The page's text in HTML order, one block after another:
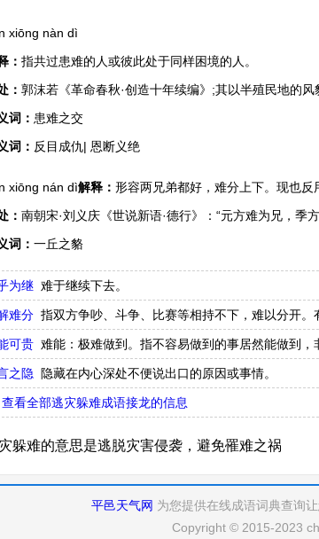
xiōng nàn dì
： 指共过患难的人或彼此处于同样困境的人。
： 郭沫若《革命春秋·创造十年续编》;其以半殖民地的
词： 患难之交
词： 反目成仇| 恩断义绝
xiōng nán dì解释： 形容两兄弟都好，难分上下。现也反
： 南朝宋·刘义庆《世说新语·德行》：“元方难为兄，季
词： 一丘之貉
为继 难于继续下去。
难分 指双方争吵、斗争、比赛等相持不下，难以分开。
可贵 难能：极难做到。指不容易做到的事居然能做到，
之隐 隐藏在内心深处不便说出口的原因或事情。
查看全部逃灾躲难成语接龙的信息
躲难的意思是逃脱灾害侵袭，避免罹难之祸
平邑天气网 为您提供在线成语词典查询
Copyright © 2015-2023